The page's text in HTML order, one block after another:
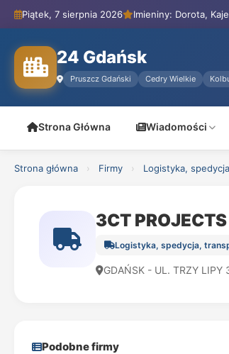
Piątek, 7 sierpnia 2026 Imieniny: Dorota,
24 Gdańsk
Pruszcz Gdański Cedry Wielkie
Strona Główna Wiadomości
Strona główna › Firmy › Logistyka,
3CT
Logistyka, spedycja,
GDAŃSK - UL. TRZY LIPY
Podobne firmy